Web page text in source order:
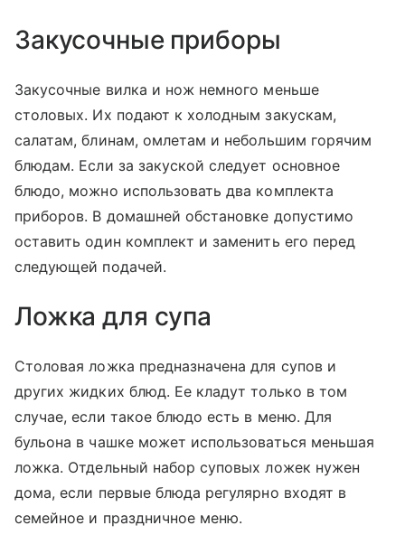
Закусочные приборы
Закусочные вилка и нож немного меньше
столовых. Их подают к холодным закускам,
салатам, блинам, омлетам и небольшим горячим
блюдам. Если за закуской следует основное
блюдо, можно использовать два комплекта
приборов. В домашней обстановке допустимо
оставить один комплект и заменить его перед
следующей подачей.
Ложка для супа
Столовая ложка предназначена для супов и
других жидких блюд. Ее кладут только в том
случае, если такое блюдо есть в меню. Для
бульона в чашке может использоваться меньшая
ложка. Отдельный набор суповых ложек нужен
дома, если первые блюда регулярно входят в
семейное и праздничное меню.